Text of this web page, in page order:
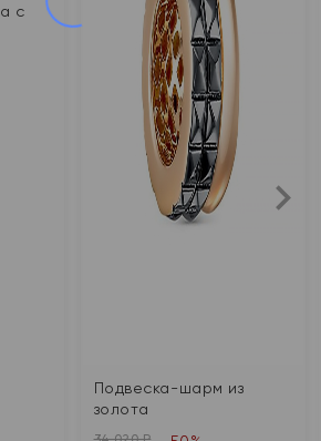
с
Подвеска-шарм из
золота